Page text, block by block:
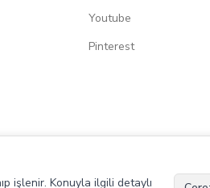
Youtube
Pinterest
işlenir. Konuyla ilgili detaylı